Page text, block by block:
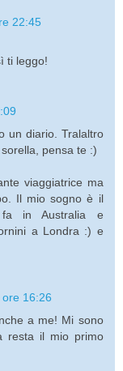
22:45
ti leggo!
un diario. Tralaltro
pensa te :)
viaggiatrice ma
Il mio sogno è il
fa in Australia e
a Londra :) e
16:26
a me! Mi sono
resta il mio primo